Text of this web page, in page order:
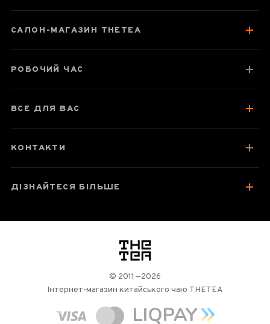
Паспорт товару
Про чай
САЛОН-МАГАЗИН THETEA
РОБОЧИЙ ЧАС
ВСЕ ДЛЯ ВАС
КОНТАКТИ
ДІЗНАЙТЕСЯ БІЛЬШЕ
логотип
© 2011—2026
Інтернет-магазин китайського чаю THETEA